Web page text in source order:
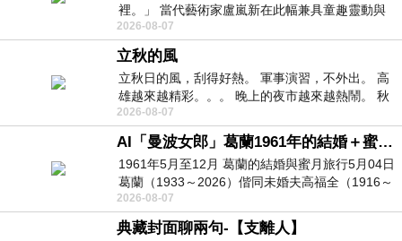
裡。」 當代藝術家盧嵐新在此幅兼具童趣靈動與
抽象韻味的新作中，用湛藍的羽翼般色塊包覆著
2026-08-07
立秋的風
立秋日的風，刮得好熱。 軍事演習，不外出。 高
雄越來越精彩。。。 晚上的夜市越來越熱鬧。 秋
天的風刮得很熱 夜遊消暑熱。。。
2026-08-07
AI「曼波女郎」葛蘭1961年的結婚＋蜜月旅行 #戀上老電影 #葛蘭 #粟子
1961年5月至12月 葛蘭的結婚與蜜月旅行5月04日
葛蘭（1933～2026）偕同未婚夫高福全（1916～
2004）乘郵輪赴倫敦6月15日於英國倫敦St.S
2026-08-07
典藏封面聊兩句-【支離人】